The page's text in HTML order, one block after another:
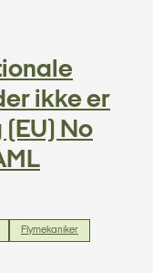
ikke er
No
Flymekaniker